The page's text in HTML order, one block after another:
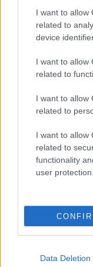
I want to allow
related to
device
I want to allow
related to
I want to allow
related to
I want to allow
related to
functionality
user protection.
Data Deletion
ΠΑΡΟΜΟΙΑ
ΠΕΡΙΣΣΟΤΕΡΑ
Manufacturers
Η
Manufacturers